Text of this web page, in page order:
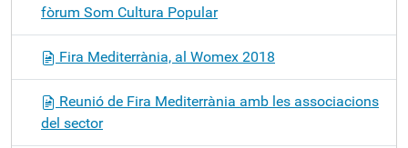
fòrum Som Cultura Popular
Fira Mediterrània, al Womex 2018
Reunió de Fira Mediterrània amb les associacions
del sector